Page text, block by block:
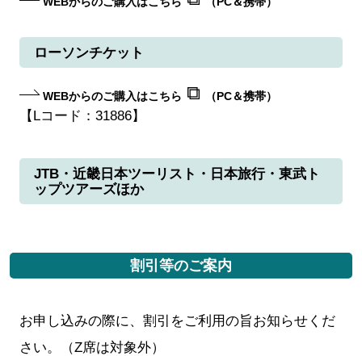
ローソンチケット
WEBからのご購入はこちら （PC＆携帯）
【Lコード：31886】
JTB・近畿日本ツーリスト・日本旅行・東武ト
ップツアーズほか
割引等のご案内
お申し込みの際に、割引をご利用の旨お知らせくだ
さい。（Z席は対象外）